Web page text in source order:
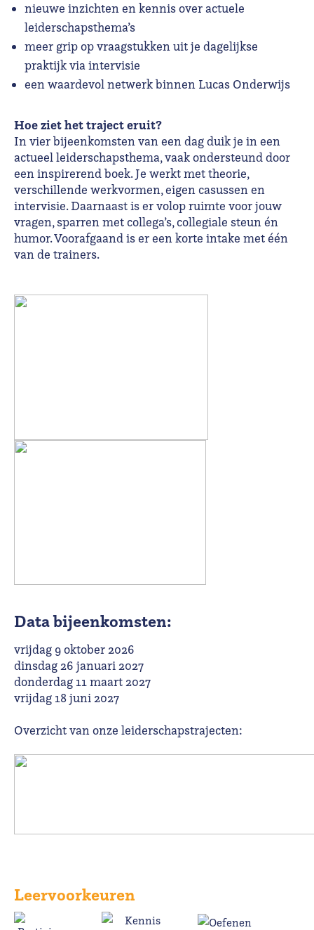
nieuwe inzichten en kennis over actuele
leiderschapsthema’s
meer grip op vraagstukken uit je dagelijkse
praktijk via intervisie
een waardevol netwerk binnen Lucas Onderwijs
Hoe ziet het traject eruit?
In vier bijeenkomsten van een dag duik je in een
actueel leiderschapsthema, vaak ondersteund door
een inspirerend boek. Je werkt met theorie,
verschillende werkvormen, eigen casussen en
intervisie. Daarnaast is er volop ruimte voor jouw
vragen, sparren met collega’s, collegiale steun én
humor. Voorafgaand is er een korte intake met één
van de trainers.
Data bijeenkomsten:
vrijdag 9 oktober 2026
dinsdag 26 januari 2027
donderdag 11 maart 2027
vrijdag 18 juni 2027
Overzicht van onze leiderschapstrajecten:
Leervoorkeuren